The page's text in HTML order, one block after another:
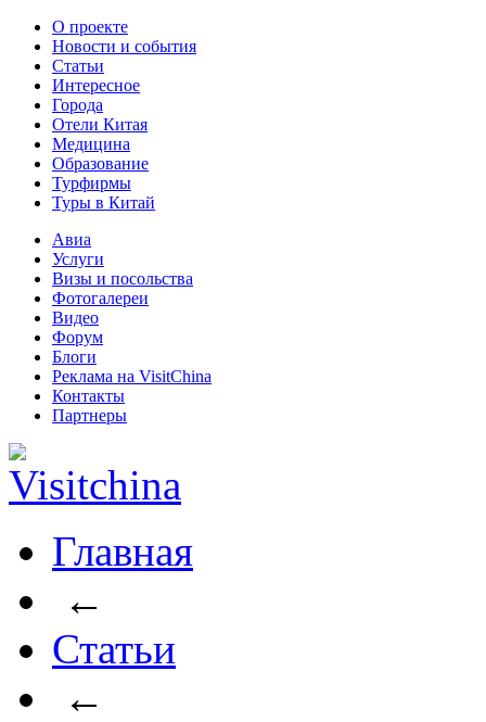
О проекте
Новости и события
Статьи
Интересное
Города
Отели Китая
Медицина
Образование
Турфирмы
Туры в Китай
Авиа
Услуги
Визы и посольства
Фотогалереи
Видео
Форум
Блоги
Реклама на VisitChina
Контакты
Партнеры
Главная
←
Статьи
←